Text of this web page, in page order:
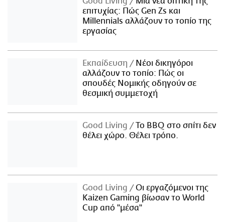
επιτυχίας: Πώς Gen Zs και
Millennials αλλάζουν το τοπίο της
εργασίας
Εκπαίδευση
Νέοι δικηγόροι
αλλάζουν το τοπίο: Πώς οι
σπουδές Νομικής οδηγούν σε
θεσμική συμμετοχή
Good Living
Το BBQ στο σπίτι δεν
θέλει χώρο. Θέλει τρόπο.
Good Living
Οι εργαζόμενοι της
Kaizen Gaming βίωσαν το World
Cup από "μέσα"